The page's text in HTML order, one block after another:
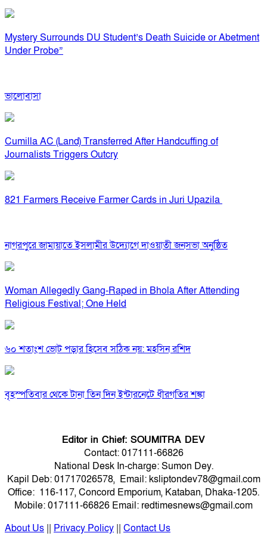
Mystery Surrounds DU Student’s Death Suicide or Abetment
Under Probe”
ভালোবাসা
Cumilla AC (Land) Transferred After Handcuffing of
Journalists Triggers Outcry
821 Farmers Receive Farmer Cards in Juri Upazila
নাগরপুরে জামায়াতে ইসলামীর উদ্যোগে দাওয়াতী জনসভা অনুষ্ঠিত
Woman Allegedly Gang-Raped in Bhola After Attending
Religious Festival; One Held
৬০ শতাংশ ভোট পড়ার হিসেব সঠিক নয়: মহসিন রশিদ
বৃহস্পতিবার থেকে টানা তিন দিন ইন্টারনেটে ধীরগতির শঙ্কা
Editor in Chief: SOUMITRA DEV
Contact: 017111-66826
National Desk In-charge: Sumon Dey.
Kapil Deb: 01717026578, Email: ksliptondev78@gmail.com
Office: 116-117, Concord Emporium, Kataban, Dhaka-1205.
Mobile: 017111-66826 Email: redtimesnews@gmail.com
About Us || Privacy Policy || Contact Us